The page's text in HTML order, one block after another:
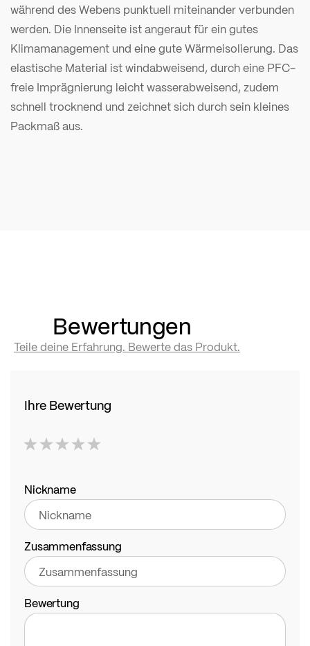
während des Webens punktuell miteinander verbunden
werden. Die Innenseite ist angeraut für ein gutes
Klimamanagement und eine gute Wärmeisolierung. Das
elastische Material ist windabweisend, durch eine PFC-
freie Imprägnierung leicht wasserabweisend, zudem
schnell trocknend und zeichnet sich durch sein kleines
Packmaß aus.
Bewertungen
Teile deine Erfahrung. Bewerte das Produkt.
Ihre Bewertung
star
stars
stars
stars
stars
Nickname
Zusammenfassung
Bewertung